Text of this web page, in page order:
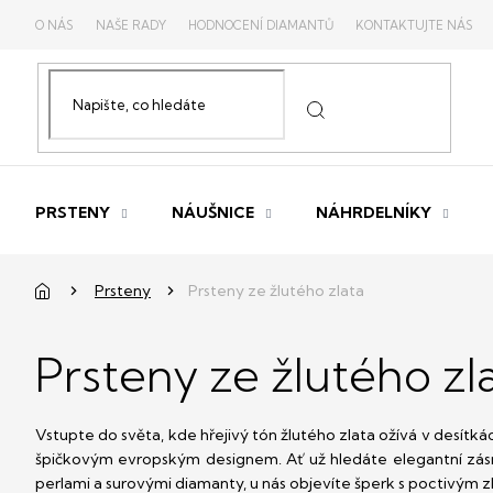
O NÁS NAŠE RADY HODNOCENÍ DIAMANTŮ KONTAKTUJTE NÁS
PRSTENY NÁUŠNICE NÁHRDELNÍKY
Domů Prsteny Prsteny ze žlutého zlata
Prsteny ze žlutého
Vstupte do světa, kde hřejivý tón žlutého zlata ožívá v
špičkovým evropským designem. Ať už hledáte elegantní
perlami a surovými diamanty, u nás objevíte šperk s poctivým